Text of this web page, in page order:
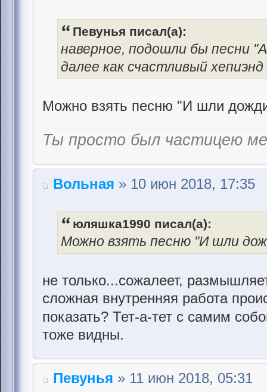
Певунья писал(а):
наверное, подошли бы песни
далее как счастливый
Можно взять песню "И шли
Ты просто был частицею
Вольная » 10 июн 2018, 17:35
юляшка1990 писал(а):
Можно взять песню "И шли
не только...сожалеет,
сложная внутренняя работа
показать? Тет-а-тет с самим
тоже видны.
Певунья » 11 июн 2018, 05:31